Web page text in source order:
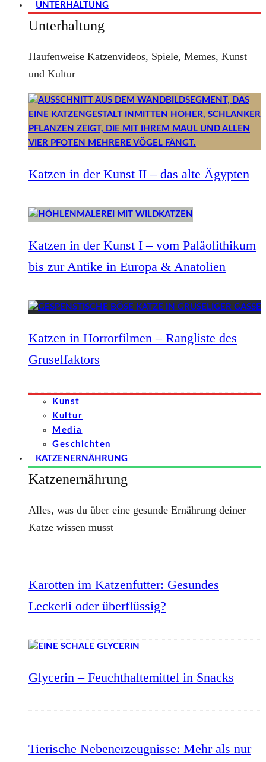
UNTERHALTUNG
Unterhaltung
Haufenweise Katzenvideos, Spiele, Memes, Kunst
und Kultur
Katzen in der Kunst II – das alte Ägypten
Katzen in der Kunst I – vom Paläolithikum
bis zur Antike in Europa & Anatolien
Katzen in Horrorfilmen – Rangliste des
Gruselfaktors
Kunst
Kultur
Media
Geschichten
KATZENERNÄHRUNG
Katzenernährung
Alles, was du über eine gesunde Ernährung deiner
Katze wissen musst
Karotten im Katzenfutter: Gesundes
Leckerli oder überflüssig?
Glycerin – Feuchthaltemittel in Snacks
Tierische Nebenerzeugnisse: Mehr als nur